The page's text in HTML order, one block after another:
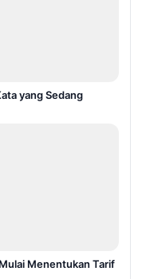
yang Sedang
Menentukan Tarif